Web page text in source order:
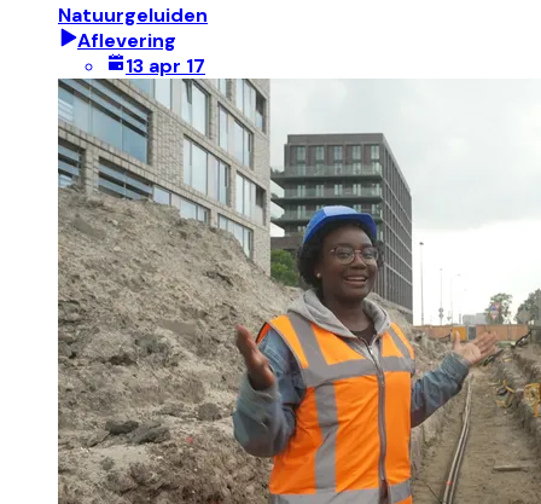
Natuurgeluiden
Aflevering
13 apr 17